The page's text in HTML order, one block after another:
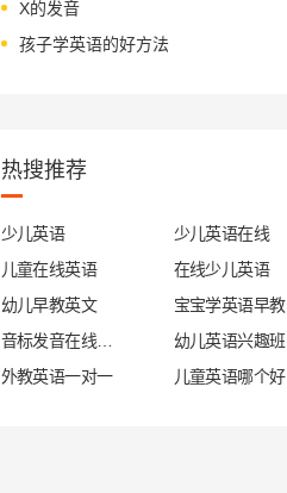
X的发音
孩子学英语的好方法
热搜推荐
少儿英语
少儿英语在线
儿童在线英语
在线少儿英语
幼儿早教英文
宝宝学英语早教
幼儿英语兴趣班
外教英语一对一
儿童英语哪个好